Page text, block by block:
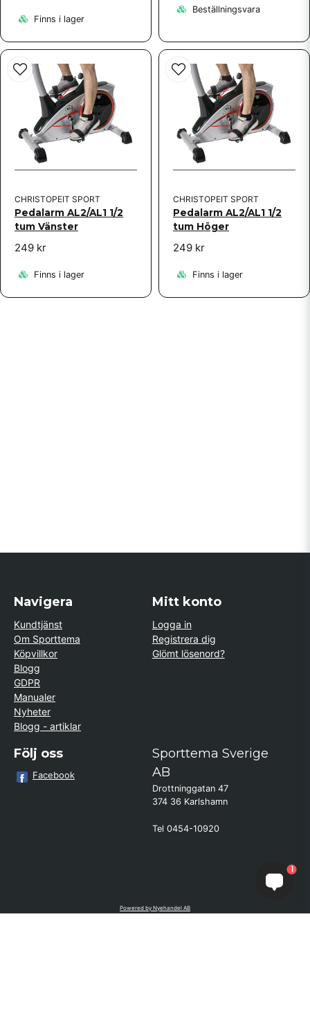
Finns i lager
Beställningsvara
CHRISTOPEIT SPORT
Pedalarm AL2/AL1 1/2
tum Vänster
249 kr
Finns i lager
CHRISTOPEIT SPORT
Pedalarm AL2/AL1 1/2
tum Höger
249 kr
Finns i lager
Navigera
Kundtjänst
Om Sporttema
Köpvillkor
Blogg
GDPR
Manualer
Nyheter
Blogg - artiklar
Mitt konto
Logga in
Registrera dig
Glömt lösenord?
Följ oss
Facebook
Sporttema Sverige
AB
Drottninggatan 47
374 36 Karlshamn
Tel 0454-10920
Powered by Nyehandel AB
1